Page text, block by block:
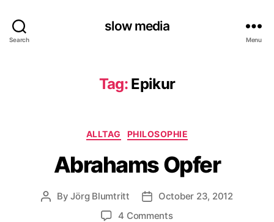
Search
slow media
Menu
Tag: Epikur
Categories
ALLTAG PHILOSOPHIE
Abrahams Opfer
PostByJörg Blumtritt
PostOctober 23, 2012
4 Commentson